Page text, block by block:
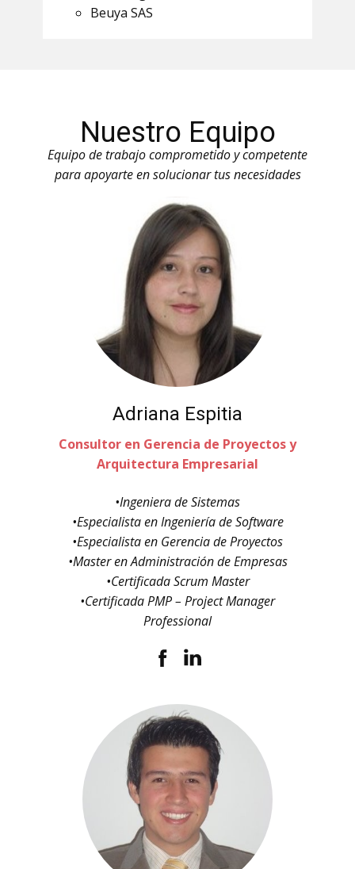
Beuya SAS
Nuestro Equipo
Equipo de trabajo comprometido y competente
para apoyarte en solucionar tus necesidades
Adriana Espitia
Consultor en Gerencia de Proyectos y
Arquitectura Empresarial
•Ingeniera de Sistemas
•Especialista en Ingeniería de Software
•Especialista en Gerencia de Proyectos
•Master en Administración de Empresas
•Certificada Scrum Master
•Certificada PMP – Project Manager
Professional